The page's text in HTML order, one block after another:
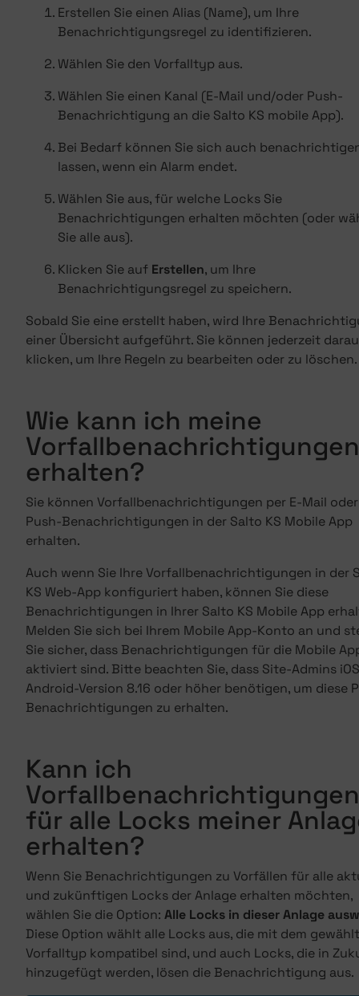
Erstellen Sie einen Alias (Name), um Ihre
Benachrichtigungsregel zu identifizieren.
Wählen Sie den Vorfalltyp aus.
Wählen Sie einen Kanal (E-Mail und/oder Push-
Benachrichtigung an die Salto KS mobile App).
Bei Bedarf können Sie sich auch
lassen, wenn ein Alarm endet.
Wählen Sie aus, für welche Locks Sie
Benachrichtigungen erhalten möchten (oder
Sie alle aus).
Klicken Sie auf Erstellen, um Ihre
Benachrichtigungsregel zu speichern.
Sobald Sie eine erstellt haben, wird Ihre
einer Übersicht aufgeführt. Sie können jederzeit
klicken, um Ihre Regeln zu bearbeiten oder zu löschen.
Wie kann ich meine
Vorfallbenachrichtigungen
erhalten?
Sie können Vorfallbenachrichtigungen per E-Mail
Push-Benachrichtigungen in der Salto KS Mobile App
erhalten.
Auch wenn Sie Ihre Vorfallbenachrichtigungen in der
KS Web-App konfiguriert haben, können Sie diese
Benachrichtigungen in Ihrer Salto KS Mobile App
Melden Sie sich bei Ihrem Mobile App-Konto an und
Sie sicher, dass Benachrichtigungen für die Mobile
aktiviert sind. Bitte beachten Sie, dass Site-Admins
Android-Version 8.16 oder höher benötigen, um diese
Benachrichtigungen zu erhalten.
Kann ich
Vorfallbenachrichtigungen
für alle Locks meiner
erhalten?
Wenn Sie Benachrichtigungen zu Vorfällen für alle
und zukünftigen Locks der Anlage erhalten möchten,
wählen Sie die Option: Alle Locks in dieser Anlage
Diese Option wählt alle Locks aus, die mit dem
Vorfalltyp kompatibel sind, und auch Locks, die in
hinzugefügt werden, lösen die Benachrichtigung aus.